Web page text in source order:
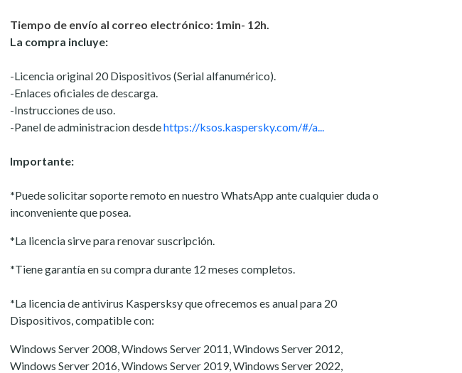
Tiempo de envío al correo electrónico: 1min- 12h.
La compra incluye:
-Licencia original 20 Dispositivos (Serial alfanumérico).
-Enlaces oficiales de descarga.
-Instrucciones de uso.
-Panel de administracion desdehttps://ksos.kaspersky.com/#/a...
Importante:
*Puede solicitar soporte remoto en nuestro WhatsApp ante cualquier duda o
inconveniente que posea.
*La licencia sirve para renovar suscripción.
*Tiene garantía en su compra durante 12 meses completos.
*La licencia de antivirus Kaspersksy que ofrecemos es anual para 20
Dispositivos, compatible con:
Windows Server 2008, Windows Server 2011, Windows Server 2012,
Windows Server 2016, Windows Server 2019, Windows Server 2022,